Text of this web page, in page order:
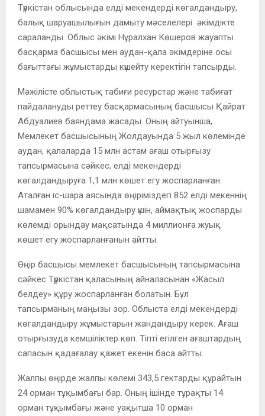
Түркістан облысында елді мекендерді көгалдандыру,
балық шаруашылығын дамыту мәселелері әкімдікте
сараланды. Облыс әкімі Нұралхан Көшеров жауапты
басқарма басшысы мен аудан-қала әкімдеріне осы
бағыттағы жұмыстарды күшейту керектігін тапсырды.
Мәжілісте облыстық табиғи ресурстар және табиғат
пайдалануды реттеу басқармасының басшысы Қайрат
Абдуалиев баяндама жасады. Оның айтуынша,
Мемлекет басшысының Жолдауында 5 жыл көлемінде
аудан, қалаларда 15 млн астам ағаш отырғызу
тапсырмасына сәйкес, елді мекендерді
көгалдандыруға 1,1 млн көшет егу жоспарланған.
Аталған іс-шара аясында өңіріміздегі 852 елді мекеннің
шамамен 90% көгалдандыру үшін, аймақтық жоспарды
көлемді орындау мақсатында 4 миллионға жуық
көшет егу жоспарланғанын айтты.
Өңір басшысы мемлекет басшысының тапсырмасына
сәйкес Түркістан қаласының айналасынан «Жасыл
белдеу» құру жоспарланған болатын. Бұл
тапсырманың маңызы зор. Облыста елді мекендерді
көгалдандыру жұмыстарын жандандыру керек. Ағаш
отырғызуда кемшіліктер көп. Тіпті егілген ағаштардың
сапасын қадағалау қажет екенін баса айтты.
Жалпы өңірде жалпы көлемі 343,5 гектарды құрайтын
24 орман тұқымбағы бар. Оның ішінде тұрақты 14
орман тұқымбағы және уақытша 10 орман